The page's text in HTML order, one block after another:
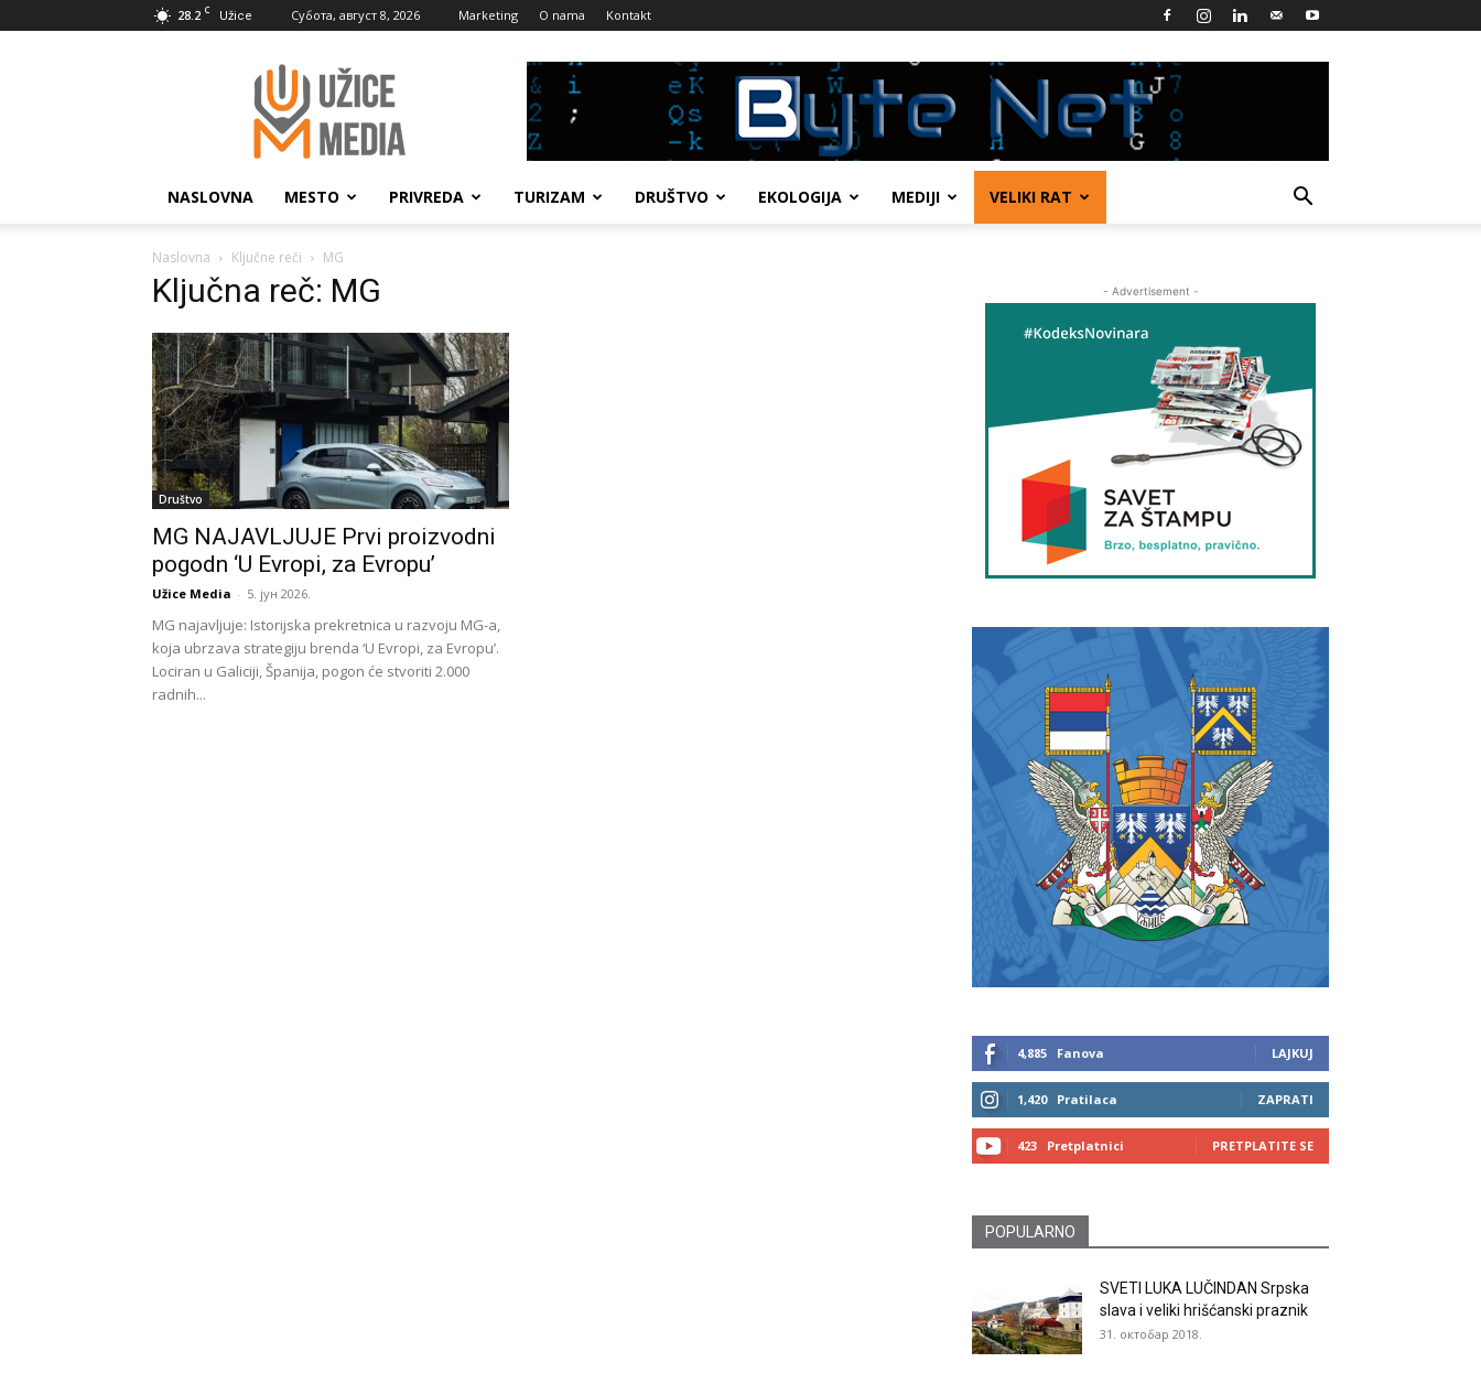
28.2 C Užice Субота, август 8, 2026 Marketing O nama Kontakt
UžiceMedia
NASLOVNA MESTO PRIVREDA TURIZAM DRUŠTVO EKOLOGIJA MEDIJI VELIKI RAT
Naslovna Ključne reči MG
Ključna reč: MG
Društvo
MG NAJAVLJUJE Prvi proizvodni
pogodn ‘U Evropi, za Evropu’
Užice Media - 5. јун 2026.
MG najavljuje: Istorijska prekretnica u razvoju MG-a,
koja ubrzava strategiju brenda ‘U Evropi, za Evropu’.
Lociran u Galiciji, Španija, pogon će stvoriti 2.000
radnih...
- Advertisement -
4,885 Fanova LAJKUJ
1,420 Pratilaca ZAPRATI
423 Pretplatnici PRETPLATITE SE
POPULARNO
SVETI LUKA LUČINDAN Srpska
slava i veliki hrišćanski praznik
31. октобар 2018.